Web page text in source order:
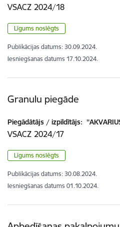
VSACZ 2024/18
Līgums noslēgts
Publikācijas datums: 30.09.2024.
Iesniegšanas datums 17.10.2024.
Granulu piegāde
Piegādātājs / izpildītājs:
VSACZ 2024/17
Līgums noslēgts
Publikācijas datums: 30.08.2024.
Iesniegšanas datums 01.10.2024.